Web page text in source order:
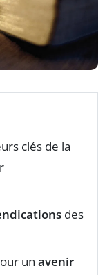
clés de la
des
un avenir